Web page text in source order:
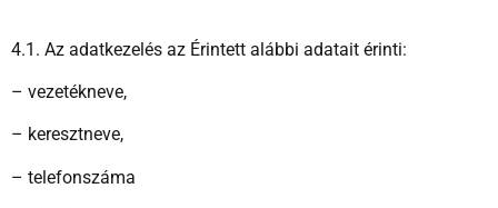
4.1. Az adatkezelés az Érintett alábbi adatait érinti:
– vezetékneve,
– keresztneve,
– telefonszáma